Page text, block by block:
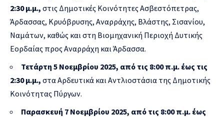
2:30 μ.μ., στις Δημοτικές Κοινότητες Ασβεστόπετρας,
Άρδασσας, Κρυόβρυσης, Αναρράχης, Βλάστης, Σισανίου,
Ναμάτων, καθώς και στη Βιομηχανική Περιοχή Δυτικής
Εορδαίας προς Αναρράχη και Άρδασσα.
Τετάρτη 5 Νοεμβρίου 2025, από τις 8:00 π.μ. έως τις
2:30 μ.μ., στα Αρδευτικά και Αντλιοστάσια της Δημοτικής
Κοινότητας Πύργων.
Παρασκευή 7 Νοεμβρίου 2025, από τις 8:00 π.μ. έως